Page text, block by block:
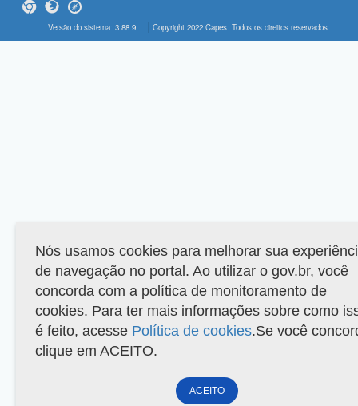
Versão do sistema: 3.88.9 Copyright 2022 Capes. Todos os direitos reservados.
Nós usamos cookies para melhorar sua
de navegação no portal. Ao utilizar o gov.br, você
concorda com a política de monitoramento de
cookies. Para ter mais informações sobre como
é feito, acesse Política de cookies.Se você
clique em ACEITO.
ACEITO